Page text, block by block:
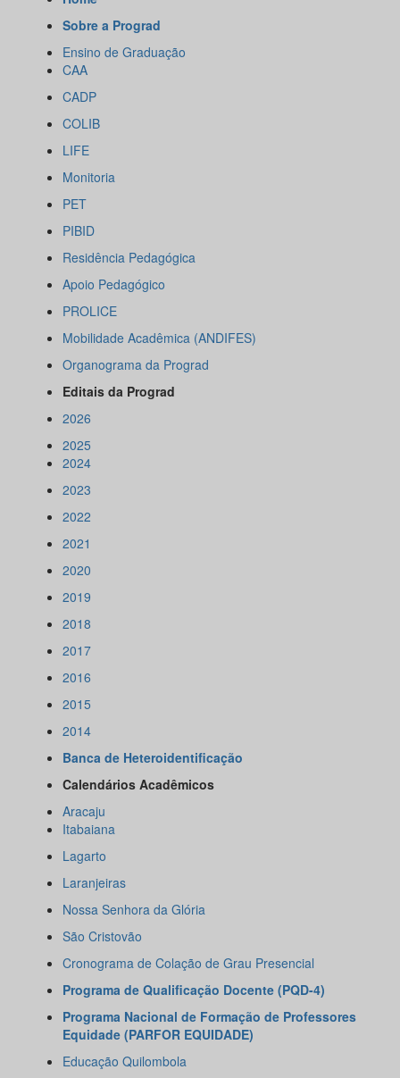
Sobre a Prograd
Ensino de Graduação
CAA
CADP
COLIB
LIFE
Monitoria
PET
PIBID
Residência Pedagógica
Apoio Pedagógico
PROLICE
Mobilidade Acadêmica (ANDIFES)
Organograma da Prograd
Editais da Prograd
2026
2025
2024
2023
2022
2021
2020
2019
2018
2017
2016
2015
2014
Banca de Heteroidentificação
Calendários Acadêmicos
Aracaju
Itabaiana
Lagarto
Laranjeiras
Nossa Senhora da Glória
São Cristovão
Cronograma de Colação de Grau Presencial
Programa de Qualificação Docente (PQD-4)
Programa Nacional de Formação de Professores
Equidade (PARFOR EQUIDADE)
Educação Quilombola